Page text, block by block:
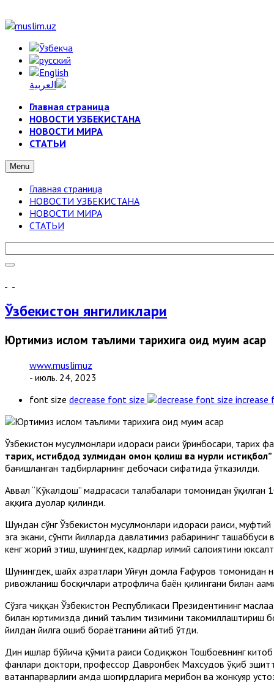
Главная страница
НОВОСТИ УЗБЕКИСТАНА
НОВОСТИ МИРА
СТАТЬИ
Menu
Главная страница
НОВОСТИ УЗБЕКИСТАНА
НОВОСТИ МИРА
СТАТЬИ
Ўзбекистон янгиликлари
Юртимиз ислом таълими тарихига оид муҳим асар
www.muslimuz
- июль. 24, 2023
font size decrease font size increase
Ўзбекистон мусулмонлари идораси раиси ўринбосари, тарих
тарих, истибдод зулмидан омон қолиш ва нурли истиқбол”
бағишланган тадбирларнинг дебочаси сифатида ўтказилди.
Аввал “Кўкалдош” мадрасаси талабалари томонидан
ҳаққига дуолар қилинди.
Шундан сўнг Ўзбекистон мусулмонлари идораси раиси,
эга экани, сўнгги йилларда давлатимиз раҳбарининг
кенг жорий этиш, шунингдек, кадрлар илмий салоҳиятини
Шунингдек, шайх ҳазратлари Уйғун домла Ғафуров
ривожланиш босқичлари атрофлича баён қилингани билан
Сўзга чиққан Ўзбекистон Республикаси Президентининг
билан юртимизда диний таълим тизимини такомиллаштириш
йилдан йилга ошиб бораётганини айтиб ўтди.
Дин ишлар бўйича қўмита раиси Содиқжон Тошбоевнинг китоб
фанлари доктори, профессор Давронбек Махсудов ўқиб
ватанпарварлиги ҳамда шогирдларига меҳрибон ва жонкуяр